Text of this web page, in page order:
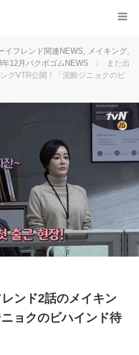
イフレンド関連NEWS, メイキング,
年12月パクボゴムNEWS
また出
グVTR公開！「泥酔ジニョクのビ
ンド2話のメイキン
ョクのビハインド待